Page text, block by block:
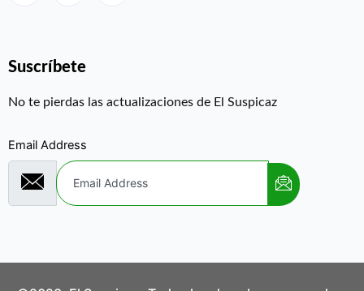
Suscríbete
No te pierdas las actualizaciones de El Suspicaz
Email Address